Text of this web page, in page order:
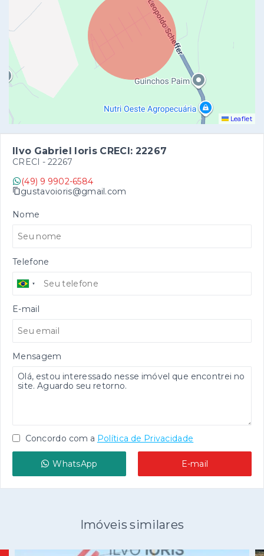
Leaflet
Ilvo Gabriel Ioris CRECI: 22267
CRECI - 22267
(49) 9 9902-6584
gustavoioris@gmail.com
Nome
Telefone
E-mail
Mensagem
Concordo com a Política de Privacidade
WhatsApp E-mail
Imóveis similares